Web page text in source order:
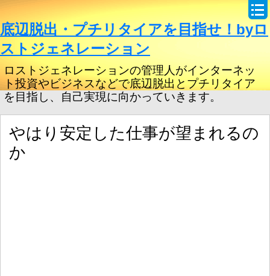
底辺脱出・プチリタイアを目指せ！byロ
ストジェネレーション
ロストジェネレーションの管理人がインターネッ
ト投資やビジネスなどで底辺脱出とプチリタイア
を目指し、自己実現に向かっていきます。
やはり安定した仕事が望まれるの
か